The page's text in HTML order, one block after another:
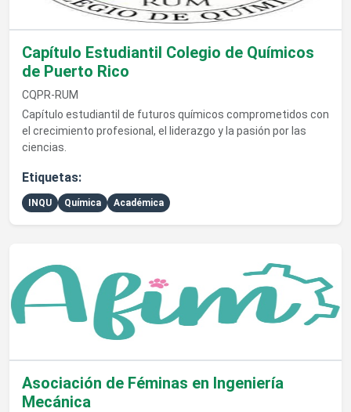
Capítulo Estudiantil Colegio de Químicos
de Puerto Rico
CQPR-RUM
Capítulo estudiantil de futuros químicos comprometidos con
el crecimiento profesional, el liderazgo y la pasión por las
ciencias.
Etiquetas:
INQU Química Académica
Asociación de Féminas en Ingeniería
Mecánica